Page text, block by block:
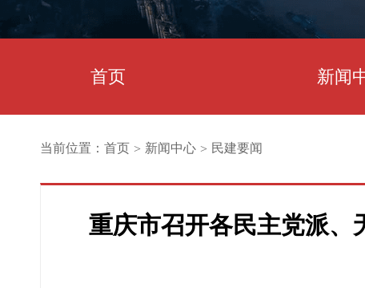
首页 新闻
当前位置： 首页 > 新闻中心 > 民建要闻
重庆市召开各民主党派、